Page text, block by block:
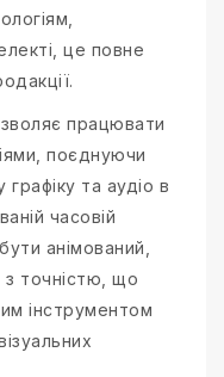
це повне
працювати
поєднуючи
та аудіо в
часовій
анімований,
з точністю, що
інструментом